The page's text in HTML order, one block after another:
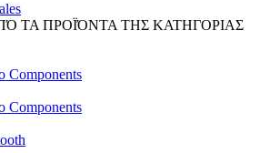
ΤΑ ΠΡΟΪΌΝΤΑ ΤΗΣ ΚΑΤΗΓΟΡΙΑΣ
Components
Components